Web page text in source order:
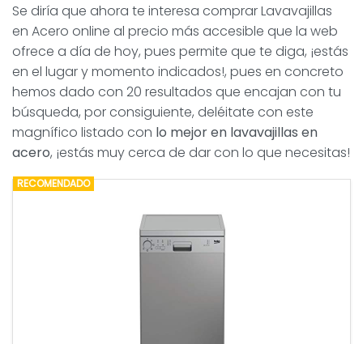
Se diría que ahora te interesa comprar Lavavajillas
en Acero online al precio más accesible que la web
ofrece a día de hoy, pues permite que te diga, ¡estás
en el lugar y momento indicados!, pues en concreto
hemos dado con 20 resultados que encajan con tu
búsqueda, por consiguiente, deléitate con este
magnífico listado con lo mejor en lavavajillas en
acero, ¡estás muy cerca de dar con lo que necesitas!
RECOMENDADO